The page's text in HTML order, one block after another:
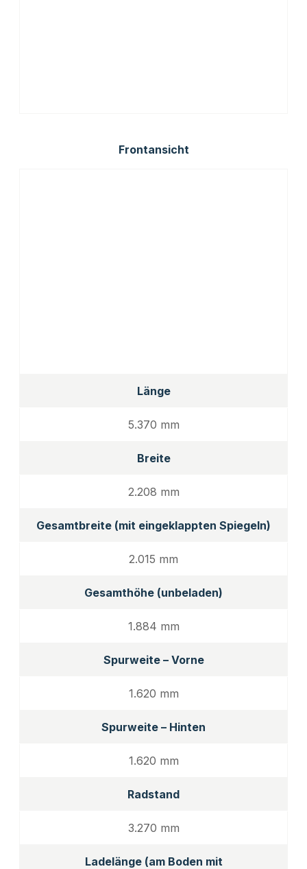
Frontansicht
Länge
5.370 mm
Breite
2.208 mm
Gesamtbreite (mit eingeklappten Spiegeln)
2.015 mm
Gesamthöhe (unbeladen)
1.884 mm
Spurweite – Vorne
1.620 mm
Spurweite – Hinten
1.620 mm
Radstand
3.270 mm
Ladelänge (am Boden mit